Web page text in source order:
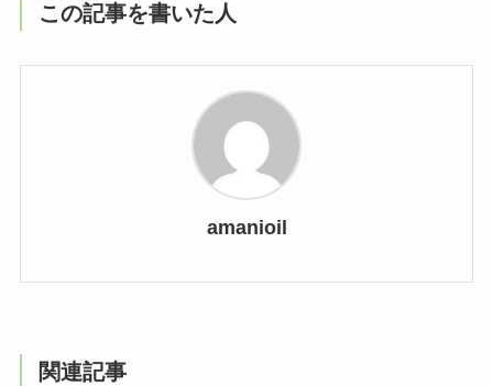
この記事を書いた人
amanioil
関連記事